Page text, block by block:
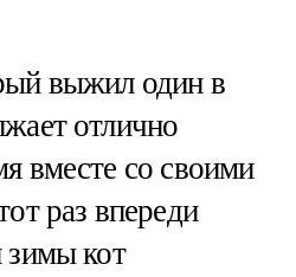
выжил один в
отлично
вместе со своими
раз впереди
кот